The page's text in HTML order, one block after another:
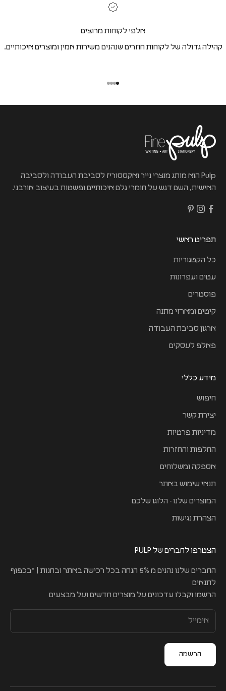
אלפי לקוחות מרוצים
קהילה גדולה של לקוחות חוזרים שנהנים משירות אמין ומוצרים איכותיים.
Pulp הוא מותג מוצרי נייר ואקססוריז לסביבת העבודה ולסביבה
האישית, השם דגש על חומרי גלם איכותיים ופשטות בעיצוב אורבני.
תפריט ראשי
כל הקטגוריות
עטים ועפרונות
פוסטרים
קיטים ומארזי מתנה
ארגון סביבת העבודה
פאלפ לעסקים
מידע כללי
חיפוש
יצירת קשר
מדיניות פרטיות
החלפות והחזרות
אספקה ומשלוחים
תנאי שימוש באתר
המוצרים שלנו - הלוגו שלכם
הצהרת נגישות
הצטרפו לחברים של PULP
החברים שלנו נהנים מ 5% הנחה בכל רכישה באתר ובחנות | *בכפוף
לתנאים
הרשמו וקבלו עדכונים על מוצרים חדשים ועל מבצעים
הרשמה